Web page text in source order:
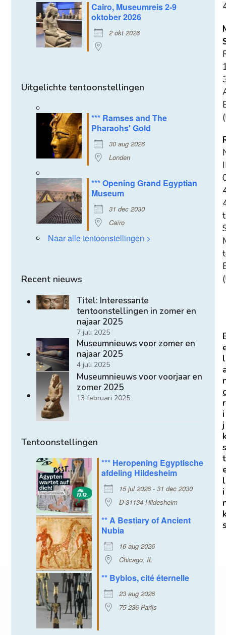
Cairo, Museumreis 2-9
oktober 2026
2 okt 2026
Uitgelichte tentoonstellingen
*** Ramses and The
Pharaohs' Gold
30 aug 2026
Londen
*** Opening Grand Egyptian
Museum
31 dec 2030
Caïro
Naar alle tentoonstellingen >
Recent nieuws
Titel: Interessante
tentoonstellingen in zomer en
najaar 2025
7 juli 2025
Museumnieuws voor zomer en
najaar 2025
4 juli 2025
Museumnieuws voor voorjaar en
zomer 2025
13 februari 2025
Tentoonstellingen
*** Heropening Egyptische
afdeling Hildesheim
15 jul 2026 - 31 dec 2030
D-31134 Hildesheim
** A Bestiary of Ancient
Nubia
16 aug 2026
Chicago, IL
** Byblos, cité éternelle
23 aug 2026
75 236 Parijs
l
r
i
j
t
l
i